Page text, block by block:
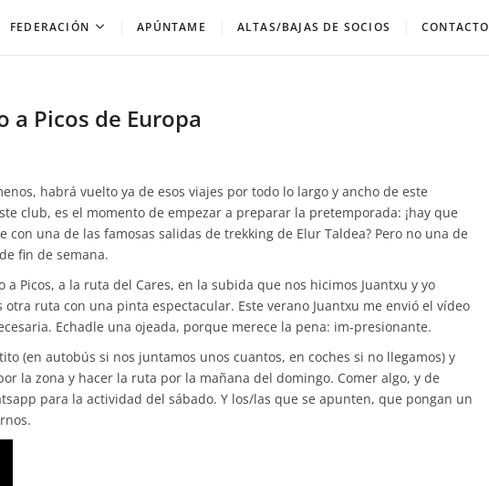
FEDERACIÓN APÚNTAME ALTAS/BAJAS DE SOCIOS CONTACTO
Picos de Europa
habrá vuelto ya de esos viajes por todo lo largo y ancho de este
club, es el momento de empezar a preparar la pretemporada: ¡hay que
una de las famosas salidas de trekking de Elur Taldea? Pero no una de
fin de semana.
Picos, a la ruta del Cares, en la subida que nos hicimos Juantxu y yo
ruta con una pinta espectacular. Este verano Juantxu me envió el vídeo
Echadle una ojeada, porque merece la pena: im-presionante.
(en autobús si nos juntamos unos cuantos, en coches si no llegamos) y
la zona y hacer la ruta por la mañana del domingo. Comer algo, y de
para la actividad del sábado. Y los/las que se apunten, que pongan un